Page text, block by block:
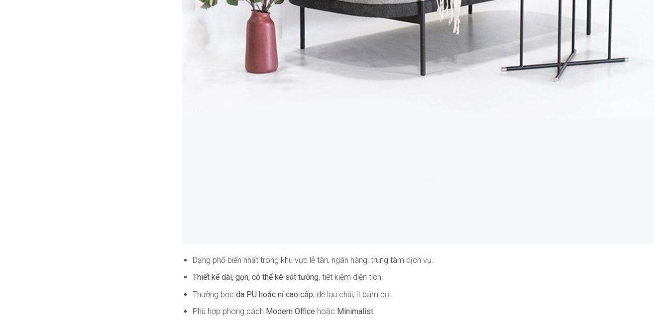
Dạng phổ biến nhất trong khu vực lễ tân, ngân hàng, trung tâm dịch vụ.
Thiết kế dài, gọn, có thể kê sát tường, tiết kiệm diện tích.
Thường bọc da PU hoặc nỉ cao cấp, dễ lau chùi, ít bám bụi.
Phù hợp phong cách Modern Office hoặc Minimalist.